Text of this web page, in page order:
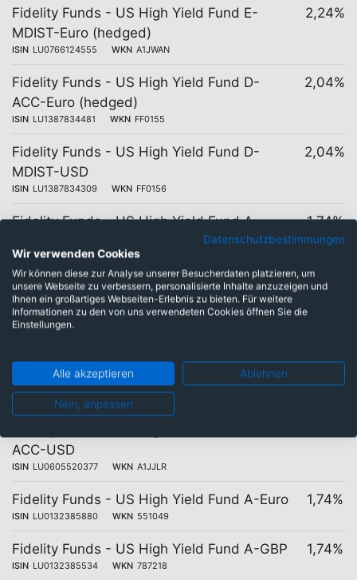
Fidelity Funds - US High Yield Fund E-
MDIST-Euro (hedged)
ISIN LU0766124555 WKN A1JWAN
2,24%
Fidelity Funds - US High Yield Fund D-
ACC-Euro (hedged)
ISIN LU1387834481 WKN FF0155
2,04%
Fidelity Funds - US High Yield Fund D-
MDIST-USD
ISIN LU1387834309 WKN FF0156
2,04%
Fidelity Funds - US High Yield Fund A-
ISIN LU0337581549 WKN A0PGX7
1,74%
Fidelity Funds - US High Yield Fund A-
ACC-Euro
ISIN LU0261953904
1,74%
Fidelity Funds - US High Yield Fund A-
ACC-HUF (hedged)
ISIN LU1295421959
1,74%
ACC-USD
ISIN LU0605520377 WKN A1JJLR
Fidelity Funds - US High Yield Fund A-Euro
ISIN LU0132385880 WKN 551049
1,74%
Fidelity Funds - US High Yield Fund A-GBP
ISIN LU0132385534 WKN 787218
1,74%
Datenschutzbestimmungen
Wir verwenden Cookies
Wir können diese zur Analyse unserer Besucherdaten platzieren, um
unsere Webseite zu verbessern, personalisierte Inhalte anzuzeigen und
Ihnen ein großartiges Webseiten-Erlebnis zu bieten. Für weitere
Informationen zu den von uns verwendeten Cookies öffnen Sie die
Einstellungen.
Alle akzeptieren Ablehnen
Nein, anpassen